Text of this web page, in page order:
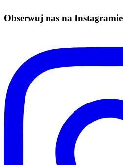
Obserwuj nas na Instagramie